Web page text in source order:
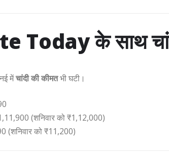
Today के साथ
मेंचांदी की कीमतभी घटी।
(शनिवार को ₹1,12,000)
(शनिवार को ₹11,200)